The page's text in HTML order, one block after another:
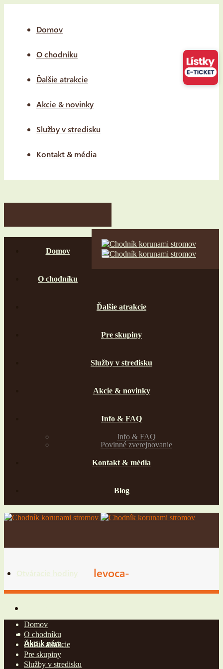
Domov
O chodníku
Ďalšie atrakcie
Akcie & novinky
Služby v stredisku
Kontakt & média
Domov
O chodníku
Ďalšie atrakcie
Pre skupiny
Služby v stredisku
Akcie & novinky
Info & FAQ
Info & FAQ
Povinné zverejnovanie
Kontakt & média
Blog
Otváracie hodiny
Ako k nám
levoca-
Domov
O chodníku
Ďalšie atrakcie
Pre skupiny
Služby v stredisku